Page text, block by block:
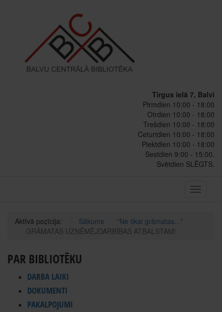
Tirgus ielā 7, Balvi
Pirmdien 10:00 - 18:00
Otrdien 10:00 - 18:00
Trešdien 10:00 - 18:00
Ceturtdien 10:00 - 18:00
Piektdien 10:00 - 18:00
Sestdien 9:00 - 15:00.
Svētdien SLĒGTS.
Toggle
Aktīvā pozīcija: Sākums
"Ne tikai grāmatas..."
GRĀMATAS UZŅĒMĒJDARBĪBAS ATBALSTAM!
PAR BIBLIOTĒKU
DARBA LAIKI
DOKUMENTI
PAKALPOJUMI